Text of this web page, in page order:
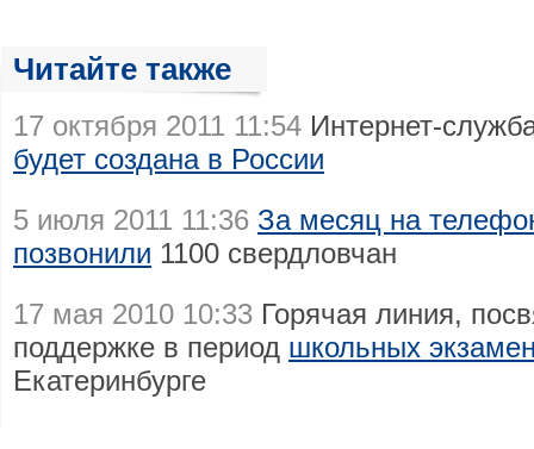
Читайте также
17 октября 2011 11:54 Интернет-
будет создана в России
5 июля 2011 11:36 За месяц на
позвонили 1100 свердловчан
17 мая 2010 10:33 Горячая линия,
поддержке в период школьных
Екатеринбурге